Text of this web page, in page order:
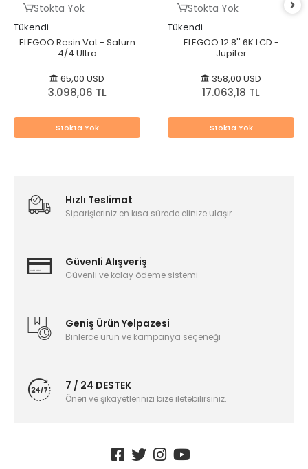
Stokta Yok
Tükendi
ELEGOO Resin Vat - Saturn
4/4 Ultra
65,00 USD
3.098,06 TL
Stokta Yok
Stokta Yok
Tükendi
ELEGOO 12.8'' 6K LCD -
Jupiter
358,00 USD
17.063,18 TL
Stokta Yok
Hızlı Teslimat
Siparişleriniz en kısa sürede elinize ulaşır.
Güvenli Alışveriş
Güvenli ve kolay ödeme sistemi
Geniş Ürün Yelpazesi
Binlerce ürün ve kampanya seçeneği
7 / 24 DESTEK
Öneri ve şikayetlerinizi bize iletebilirsiniz.